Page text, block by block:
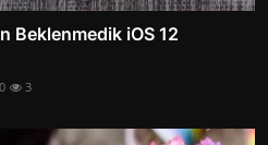
Beklenmedik iOS 12
0 3